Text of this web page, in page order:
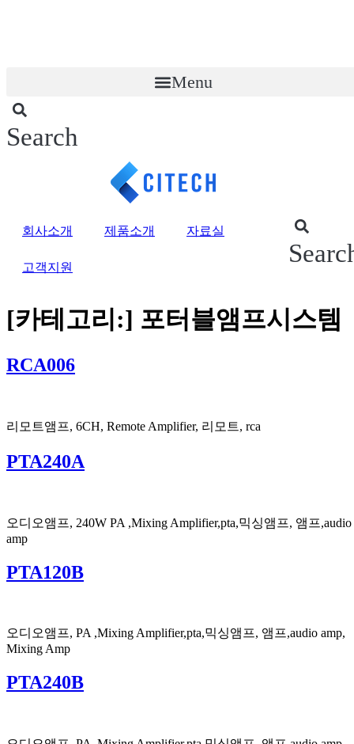
뛰
기
Menu
Search
회사소개 제품소개 자료실
고객지원
[카테고리:] 포터블앰프시스템
RCA006
리모트앰프, 6CH, Remote Amplifier, 리모트, rca
PTA240A
오디오앰프, 240W PA ,Mixing Amplifier,pta,믹싱앰프, 앰프,audio
amp
PTA120B
오디오앰프, PA ,Mixing Amplifier,pta,믹싱앰프, 앰프,audio amp,
Mixing Amp
PTA240B